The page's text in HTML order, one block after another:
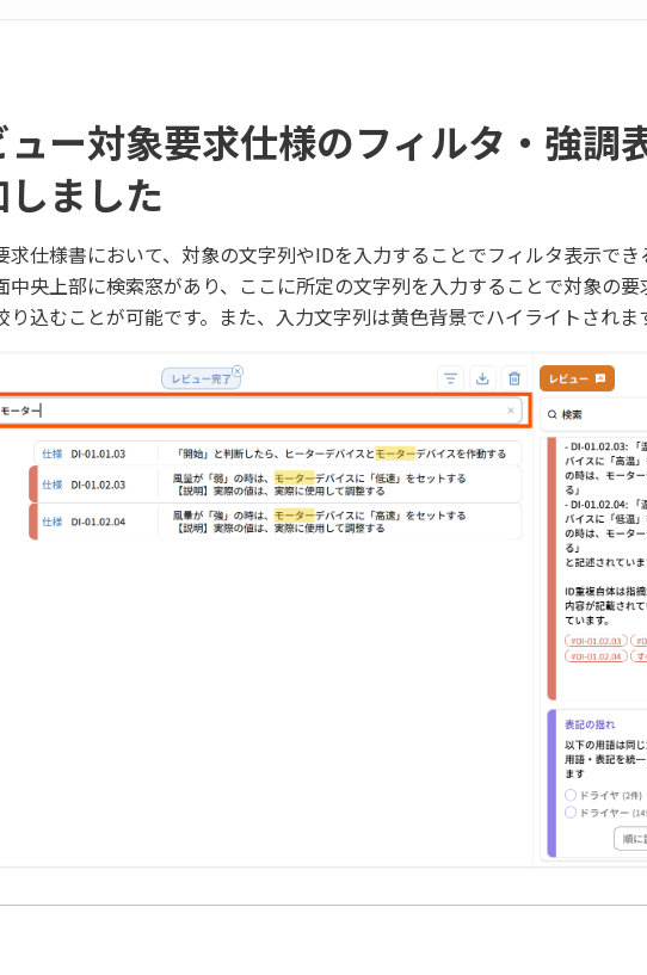
ュー対象要求仕様のフィルタ・強調
ました
求仕様書において、対象の文字列やIDを入力することでフィルタ表示で
中央上部に検索窓があり、ここに所定の文字列を入力することで対象の
り込むことが可能です。また、入力文字列は黄色背景でハイライトされま